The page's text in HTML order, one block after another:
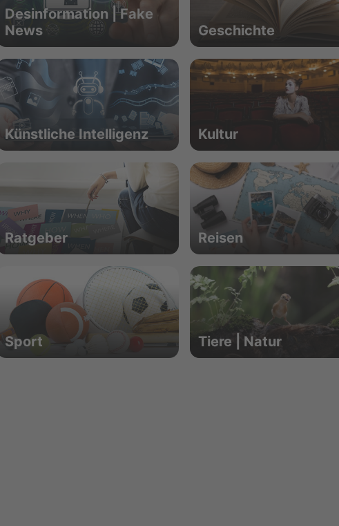
Desinformation | Fake
News
Geschichte
Künstliche Intelligenz Kultur
Ratgeber Reisen
Sport Tiere | Natur